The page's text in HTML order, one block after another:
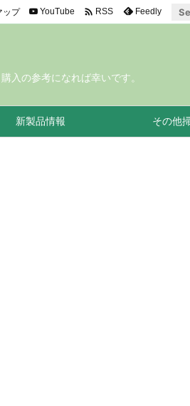
入の参考になれば幸いです。
新製品情報 その他
ップ YouTube  RSS Feedly